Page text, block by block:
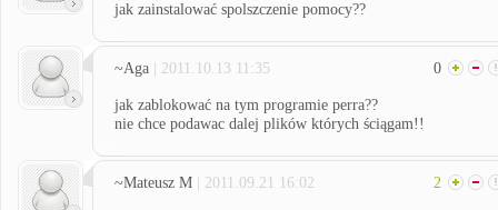
jak zainstalować spolszczenie pomocy??
~Aga | 2011.10.13 11:35 0
jak zablokować na tym programie perra??
nie chce podawac dalej plików których ściągam!!
~Mateusz M | 2011.09.21 16:02 2